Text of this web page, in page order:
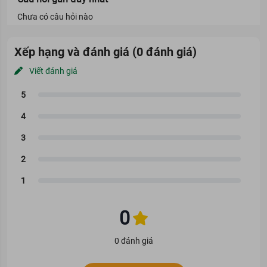
Melano CC dưỡng sáng da, mờ thâm nám phù hợp cho mọi loại
da.
Da đang trong tình trạng bị xỉn màu, thâm sạm và da không đều
màu.
Xuất hiện các đốm sắc tố: thâm mụn, tàn nhang, đồi mồi hoặc
Chưa có câu hỏi nào
Xếp hạng và đánh giá (0 đánh giá)
Viết đánh giá
0
0 đánh giá